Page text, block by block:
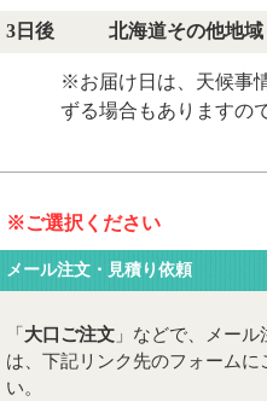
3日後 北海道その他地
※お届け日は、天候事
ずる場合もありますの
※ご選択ください
メール注文・見積り依頼
「 大口ご注文 」などで、メー
は、下記リンク先のフォームに
い。